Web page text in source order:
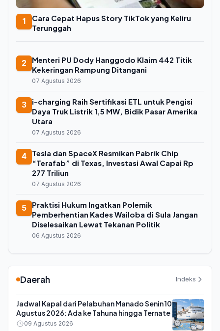
1
Cara Cepat Hapus Story TikTok yang Keliru
Terunggah
2
Menteri PU Dody Hanggodo Klaim 442 Titik
Kekeringan Rampung Ditangani
07 Agustus 2026
3
i-charging Raih Sertifikasi ETL untuk Pengisi
Daya Truk Listrik 1,5 MW, Bidik Pasar Amerika
Utara
07 Agustus 2026
4
Tesla dan SpaceX Resmikan Pabrik Chip
“Terafab” di Texas, Investasi Awal Capai Rp
277 Triliun
07 Agustus 2026
5
Praktisi Hukum Ingatkan Polemik
Pemberhentian Kades Wailoba di Sula Jangan
Diselesaikan Lewat Tekanan Politik
06 Agustus 2026
Daerah Indeks
Jadwal Kapal dari Pelabuhan Manado Senin 10
Agustus 2026: Ada ke Tahuna hingga Ternate
09 Agustus 2026